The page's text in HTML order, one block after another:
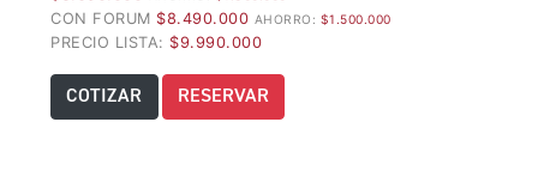
Precio desde $22.990.000
ADVENTURE
TIGER 1200 RALLY EXPLORER
CON FORUM $8.490.000 AHORRO: $1.500.000
PRECIO LISTA: $9.990.000
COTIZAR RESERVAR